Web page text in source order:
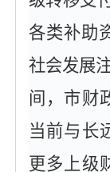
各类补助
社会发展
间，市财
当前与长
更多上级